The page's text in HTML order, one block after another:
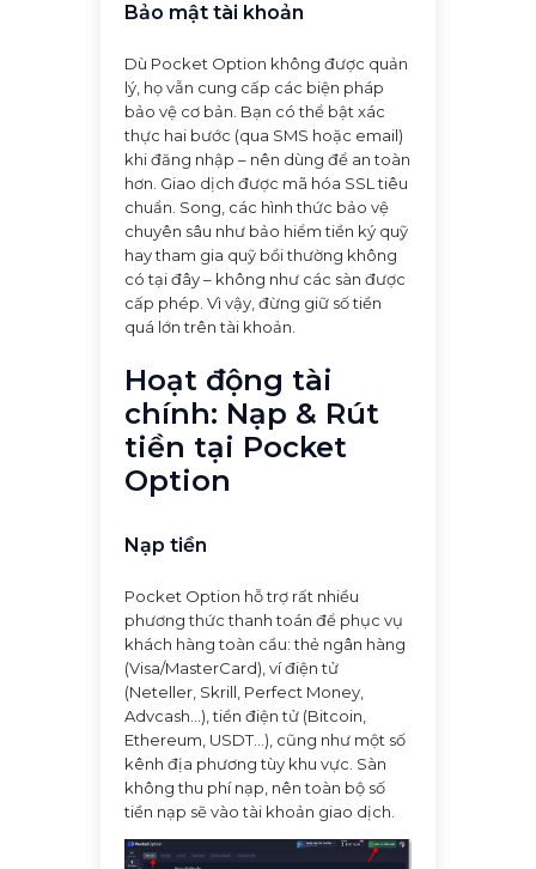
Bảo mật tài khoản
Dù Pocket Option không được quản
lý, họ vẫn cung cấp các biện pháp
bảo vệ cơ bản. Bạn có thể bật xác
thực hai bước (qua SMS hoặc email)
khi đăng nhập – nên dùng để an toàn
hơn. Giao dịch được mã hóa SSL tiêu
chuẩn. Song, các hình thức bảo vệ
chuyên sâu như bảo hiểm tiền ký quỹ
hay tham gia quỹ bồi thường không
có tại đây – không như các sàn được
cấp phép. Vì vậy, đừng giữ số tiền
quá lớn trên tài khoản.
Hoạt động tài
chính: Nạp & Rút
tiền tại Pocket
Option
Nạp tiền
Pocket Option hỗ trợ rất nhiều
phương thức thanh toán để phục vụ
khách hàng toàn cầu: thẻ ngân hàng
(Visa/MasterCard), ví điện tử
(Neteller, Skrill, Perfect Money,
Advcash...), tiền điện tử (Bitcoin,
Ethereum, USDT...), cũng như một số
kênh địa phương tùy khu vực. Sàn
không thu phí nạp, nên toàn bộ số
tiền nạp sẽ vào tài khoản giao dịch.